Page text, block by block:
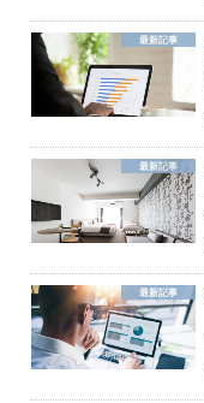
最新記事
最新記事
最新記事